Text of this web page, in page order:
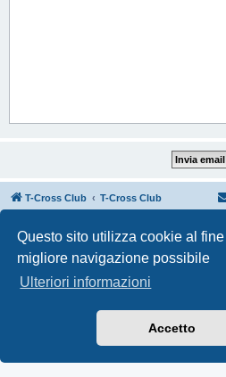
Questo sito utilizza cookie al
migliore navigazione possibile
Ulteriori informazioni
Accetto
T-Cross Club T-Cross Club
Creato da
® Forum
Privacy|